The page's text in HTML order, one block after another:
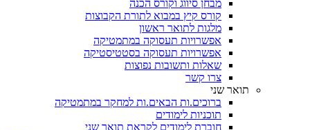
מבחן סיווג וקורס הכנה
קורס קיץ במבוא לתורת הקבוצות
מלגות לתואר ראשון
אפשרויות תעסוקה במתמטיקה
אפשרויות תעסוקה בסטטיסטיקה
שאלות ותשובות נפוצות
צרו קשר
תואר שני
ברוכים.ות הבאים.ות למחקר במתמטיקה
תוכניות לימודים
חוברת לימודים לקראת תואר שני